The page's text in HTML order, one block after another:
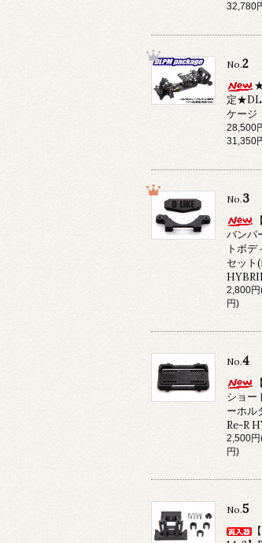
32,780
No.2
定
ケージ
28,500
31,350
No.3
バンパ
トボデ
セット
2,800
円)
No.4
ショー
ーホル
Re-R
2,500
円)
No.5